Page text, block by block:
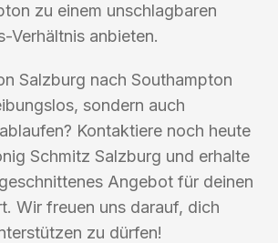
zu einem unschlagbaren
Verhältnis anbieten.
Salzburg nach Southampton
sondern auch
Kontaktiere noch heute
Schmitz Salzburg und erhalte
Angebot für deinen
Wir freuen uns darauf, dich
zu dürfen!